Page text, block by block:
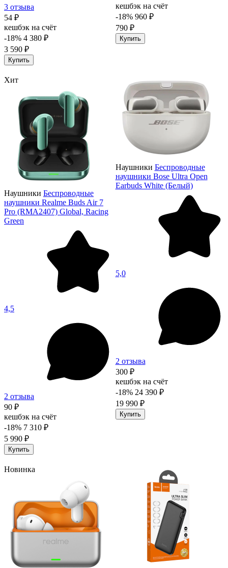
3 отзыва
54 ₽
кешбэк на счёт
-18% 4 380 ₽
3 590 ₽
Купить
кешбэк на счёт
-18% 960 ₽
790 ₽
Купить
Хит
Наушники Беспроводные
наушники Realme Buds Air 7
Pro (RMA2407) Global, Racing
Green
4,5
2 отзыва
90 ₽
кешбэк на счёт
-18% 7 310 ₽
5 990 ₽
Купить
Наушники Беспроводные
наушники Bose Ultra Open
Earbuds White (Белый)
5,0
2 отзыва
300 ₽
кешбэк на счёт
-18% 24 390 ₽
19 990 ₽
Купить
Новинка